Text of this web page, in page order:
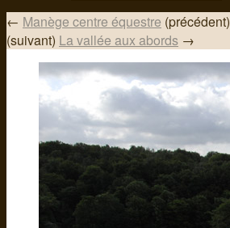
← Manège centre équestre (précédent)
(suivant) La vallée aux abords →